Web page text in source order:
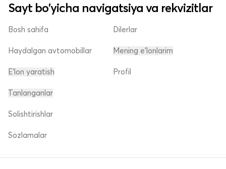
Sayt bo'yicha navigatsiya va rekvizitlar
Bosh sahifa
Haydalgan avtomobillar
E'lon yaratish
Dilerlar
Mening e'lonlarim
Profil
Tanlanganlar
Solishtirishlar
Sozlamalar